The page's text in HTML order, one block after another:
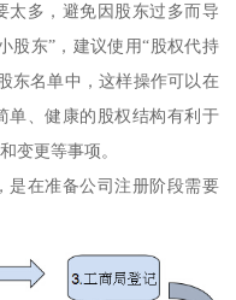
太多，避免因股东过多而导
股东”，建议使用“股权代持
东名单中，这样操作可以在
单、健康的股权结构有利于
变更等事项。
是在准备公司注册阶段需要